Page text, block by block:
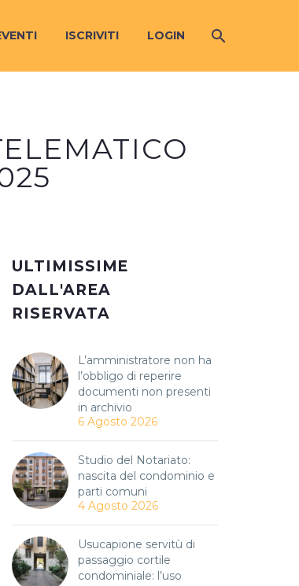
ISCRIVITI LOGIN
ULTIMISSIME
DALL'AREA
RISERVATA
L’amministratore non ha
l’obbligo di reperire
documenti non presenti
in archivio
6 Agosto 2026
Studio del Notariato:
nascita del condominio e
parti comuni
4 Agosto 2026
Usucapione servitù di
passaggio cortile
condominiale: l’uso